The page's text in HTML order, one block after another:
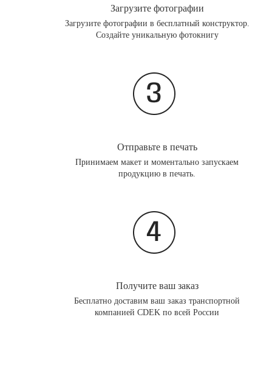
Загрузите фотографии
Загрузите фотографии в бесплатный конструктор.
Создайте уникальную фотокнигу
Отправьте в печать
Принимаем макет и моментально запускаем
продукцию в печать.
Получите ваш заказ
Бесплатно доставим ваш заказ транспортной
компанией CDEK по всей России